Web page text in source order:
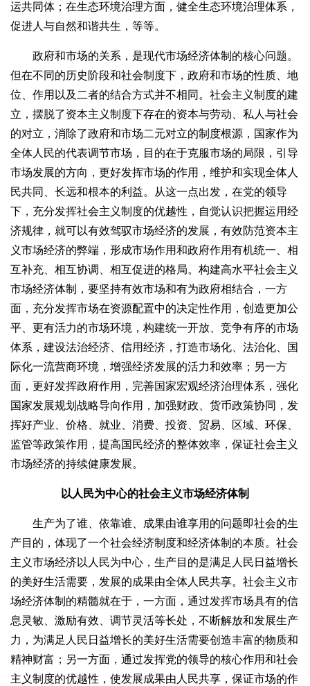
运共同体；在生态环境治理方面，健全生态环境治理体系，
促进人与自然和谐共生，等等。
政府和市场的关系，是现代市场经济体制的核心问题。
但在不同的历史阶段和社会制度下，政府和市场的性质、地
位、作用以及二者的结合方式并不相同。社会主义制度的建
立，摆脱了资本主义制度下存在的资本与劳动、私人与社会
的对立，消除了政府和市场二元对立的制度根源，国家作为
全体人民的代表调节市场，目的在于克服市场的局限，引导
市场发展的方向，更好发挥市场的作用，维护和实现全体人
民共同、长远和根本的利益。从这一点出发，在党的领导
下，充分发挥社会主义制度的优越性，自觉认识把握运用经
济规律，就可以有效驾驭市场经济的发展，有效防范资本主
义市场经济的弊端，形成市场作用和政府作用有机统一、相
互补充、相互协调、相互促进的格局。构建高水平社会主义
市场经济体制，要坚持有效市场和有为政府相结合，一方
面，充分发挥市场在资源配置中的决定性作用，创造更加公
平、更有活力的市场环境，构建统一开放、竞争有序的市场
体系，建设法治经济、信用经济，打造市场化、法治化、国
际化一流营商环境，增强经济发展的活力和效率；另一方
面，更好发挥政府作用，完善国家宏观经济治理体系，强化
国家发展规划战略导向作用，加强财政、货币政策协同，发
挥好产业、价格、就业、消费、投资、贸易、区域、环保、
监管等政策作用，提高国民经济的整体效率，保证社会主义
市场经济的持续健康发展。
以人民为中心的社会主义市场经济体制
生产为了谁、依靠谁、成果由谁享用的问题即社会的生
产目的，体现了一个社会经济制度和经济体制的本质。社会
主义市场经济以人民为中心，生产目的是满足人民日益增长
的美好生活需要，发展的成果由全体人民共享。社会主义市
场经济体制的精髓就在于，一方面，通过发挥市场具有的信
息灵敏、激励有效、调节灵活等长处，不断解放和发展生产
力，为满足人民日益增长的美好生活需要创造丰富的物质和
精神财富；另一方面，通过发挥党的领导的核心作用和社会
主义制度的优越性，使发展成果由人民共享，保证市场的作